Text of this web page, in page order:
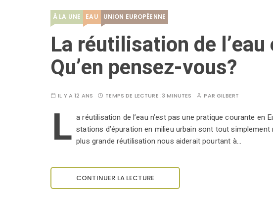
À LA UNE EAU UNION EUROPÉENNE
La réutilisation de l’eau
Qu’en pensez-vous?
IL Y A 12 ANS TEMPS DE LECTURE :3 MINUTES PARGILBERT
L a réutilisation de l’eau n’est pas une pratique courante en
stations d’épuration en milieu urbain sont tout
plus grande réutilisation nous aiderait pourtant à…
CONTINUER LA LECTURE